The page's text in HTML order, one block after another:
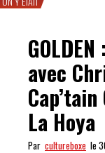
avec
La Hoya
Par cultureboxe le